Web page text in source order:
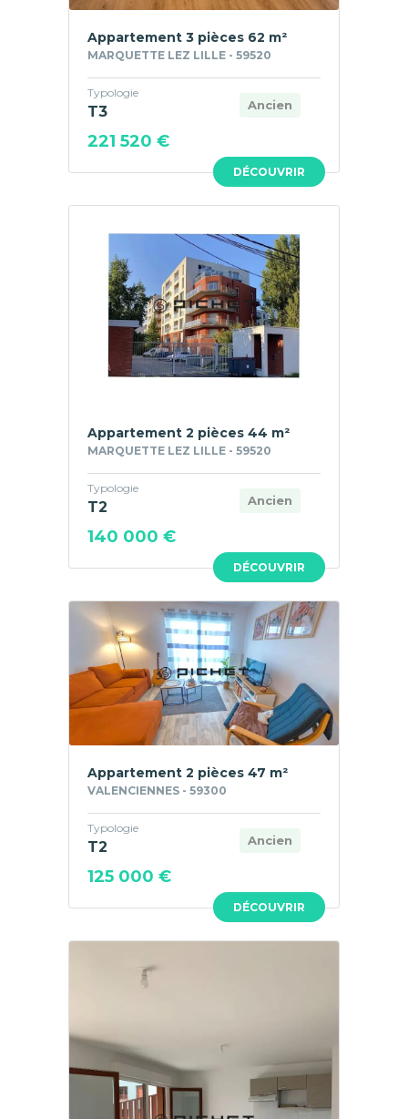
DÉCOUVRIR
Appartement 3 pièces 62 m²
MARQUETTE LEZ LILLE - 59520
Ancien
Typologie
T3
221 520 €
DÉCOUVRIR
Appartement 2 pièces 44 m²
MARQUETTE LEZ LILLE - 59520
Ancien
Typologie
T2
140 000 €
DÉCOUVRIR
Appartement 2 pièces 47 m²
VALENCIENNES - 59300
Ancien
Typologie
T2
125 000 €